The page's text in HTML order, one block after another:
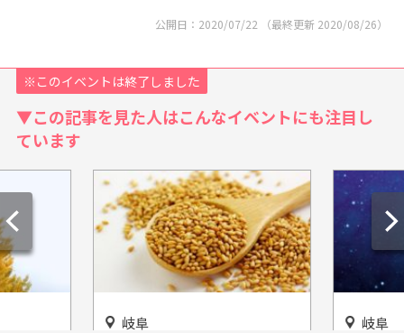
公開日： 2020/07/22 （最終更新 2020/08/26）
※このイベントは終了しました
▼この記事を見た人はこんなイベントにも注目し
ています
岐阜 岐阜